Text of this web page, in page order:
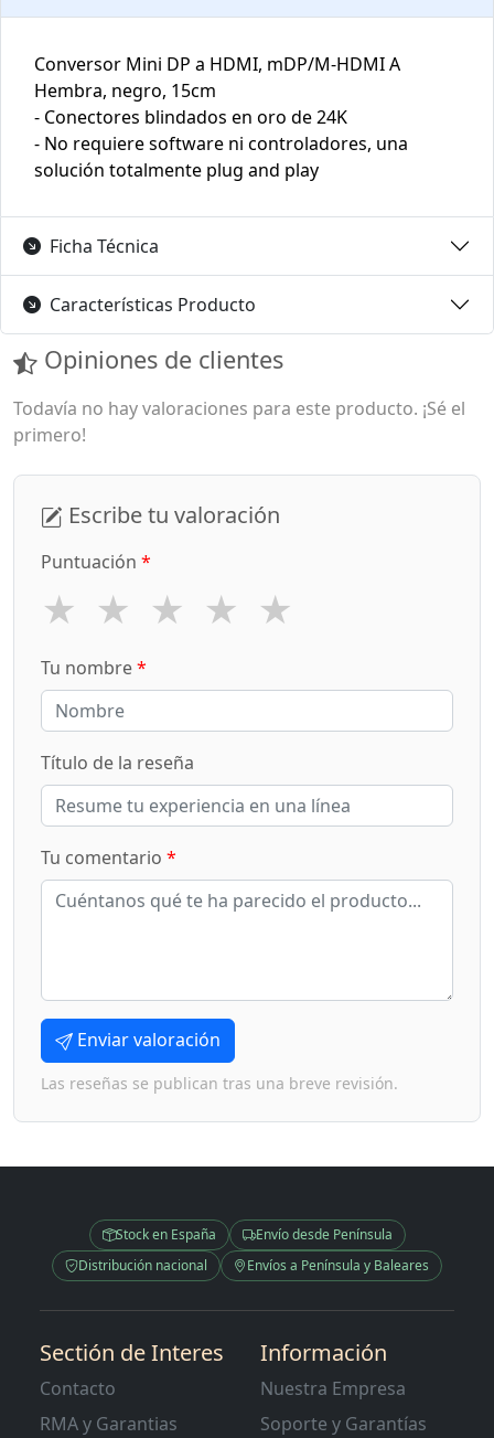
Conversor Mini DP a HDMI, mDP/M-HDMI A
Hembra, negro, 15cm
- Conectores blindados en oro de 24K
- No requiere software ni controladores, una
solución totalmente plug and play
Ficha Técnica
Características Producto
Opiniones de clientes
Todavía no hay valoraciones para este producto. ¡Sé el
primero!
Escribe tu valoración
Puntuación *
★ ★ ★ ★ ★
Tu nombre*
Título de la reseña
Tu comentario *
Enviar valoración
Las reseñas se publican tras una breve revisión.
Stock en España
Envío desde Península
Distribución nacional
Envíos a Península y Baleares
Sectión de Interes
Contacto
RMA y Garantias
Información
Nuestra Empresa
Soporte y Garantías